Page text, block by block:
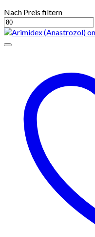
Nach Preis filtern
Min.
Preis